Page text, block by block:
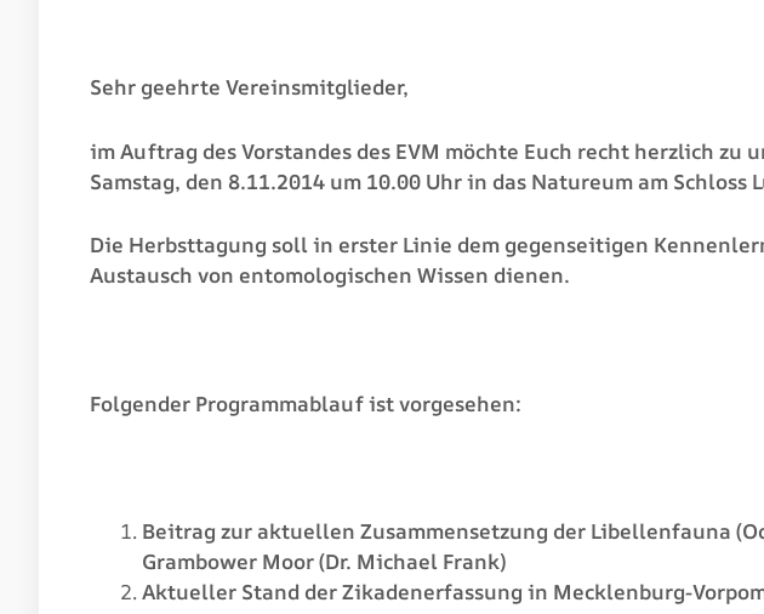
Sehr geehrte Vereinsmitglieder,
im Auftrag des Vorstandes des EVM möchte Euch recht herzlich zu
Samstag, den 8.11.2014 um 10.00 Uhr in das Natureum am
Die Herbsttagung soll in erster Linie dem gegenseitigen
Austausch von entomologischen Wissen dienen.
Folgender Programmablauf ist vorgesehen:
Beitrag zur aktuellen Zusammensetzung der Libellenfauna
Grambower Moor (Dr. Michael Frank)
Aktueller Stand der Zikadenerfassung in Mecklenburg-